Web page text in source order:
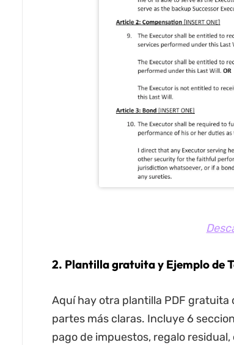
2. Plantilla gratuita y Ejemplo de
Aquí hay otra plantilla PDF gratuita
partes más claras. Incluye 6
pago de impuestos, regalo